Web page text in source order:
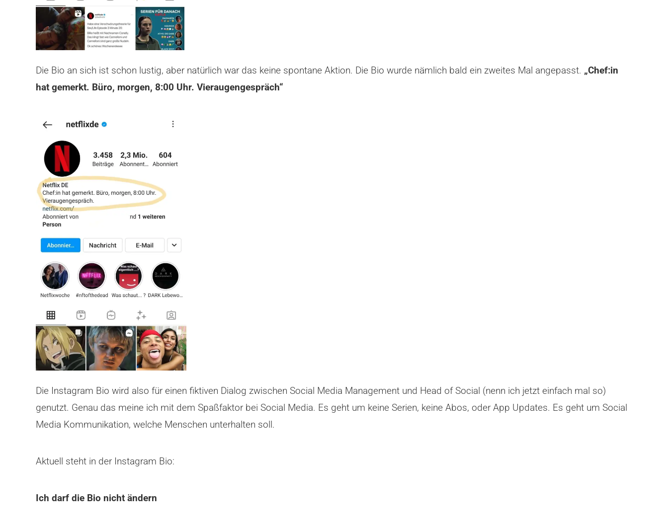
Die Bio an sich ist schon lustig, aber natürlich war das keine spontane Aktion. Die Bio wurde nämlich bald ein zweites Mal angepasst. „Chef:in
hat gemerkt. Büro, morgen, 8:00 Uhr. Vieraugengespräch“
Die Instagram Bio wird also für einen fiktiven Dialog zwischen Social Media Management und Head of Social (nenn ich jetzt einfach mal so)
genutzt. Genau das meine ich mit dem Spaßfaktor bei Social Media. Es geht um keine Serien, keine Abos, oder App Updates. Es geht um Social
Media Kommunikation, welche Menschen unterhalten soll.
Aktuell steht in der Instagram Bio:
Ich darf die Bio nicht ändern